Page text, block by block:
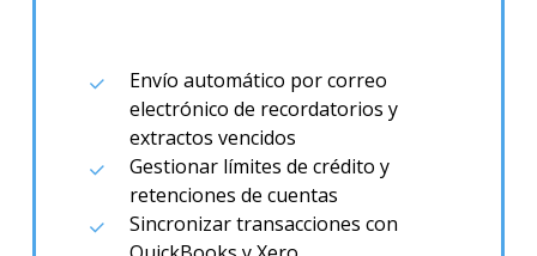
Envío automático por correo
electrónico de recordatorios y
extractos vencidos
Gestionar límites de crédito y
retenciones de cuentas
Sincronizar transacciones con